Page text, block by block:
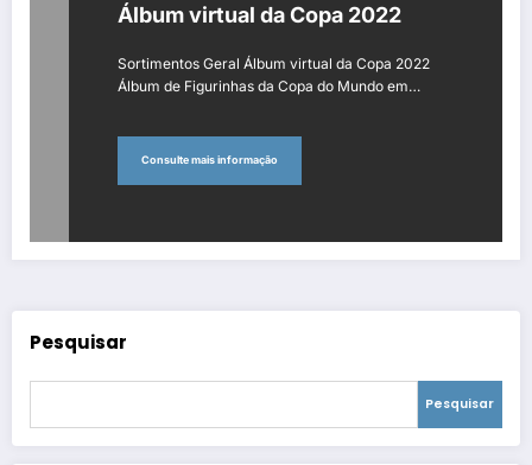
Álbum virtual da Copa 2022
Sortimentos Geral Álbum virtual da Copa 2022
Álbum de Figurinhas da Copa do Mundo em…
Consulte mais informação
Pesquisar
Pesquisar